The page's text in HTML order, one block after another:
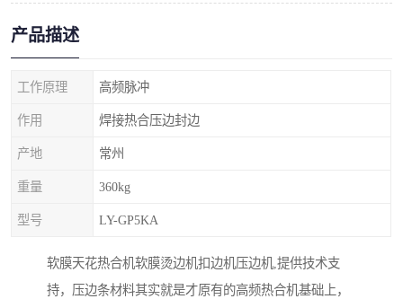
产品描述
工作原理 高频脉冲
作用 焊接热合压边封边
产地 常州
重量 360kg
型号 LY-GP5KA
软膜天花热合机软膜烫边机扣边机压边机,提供技术支
持，压边条材料其实就是才原有的高频热合机基础上，